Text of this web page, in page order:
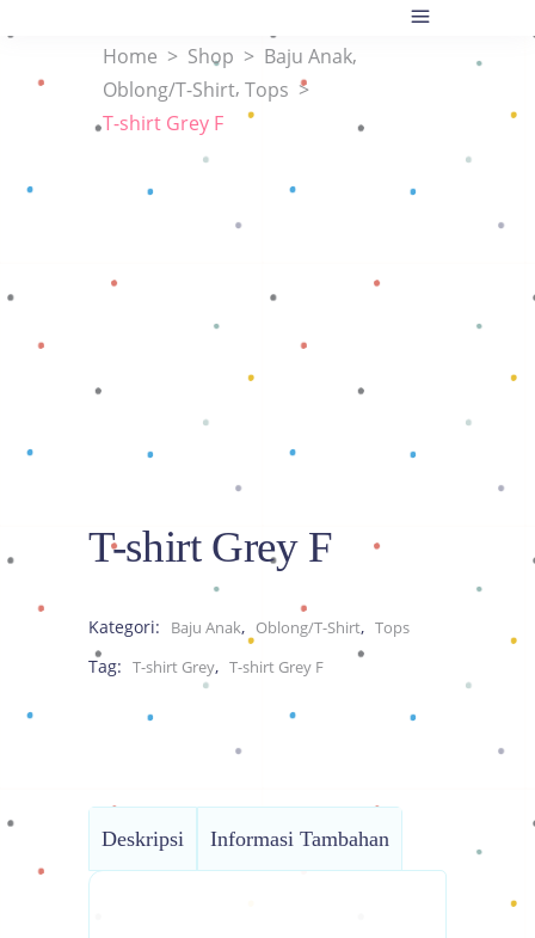
Home > Shop > Baju Anak,
Oblong/T-Shirt, Tops >
T-shirt Grey F
T-shirt Grey F
Kategori: Baju Anak, Oblong/T-Shirt, Tops
Tag: T-shirt Grey, T-shirt Grey F
Deskripsi Informasi Tambahan